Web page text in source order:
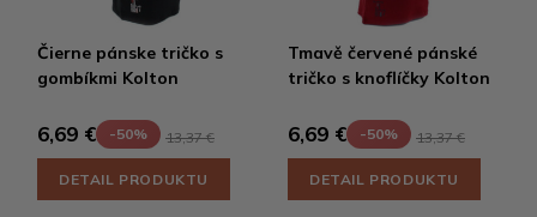
Čierne pánske tričko s
gombíkmi Kolton
6,69 € -50% 13,37 €
DETAIL PRODUKTU
Tmavě červené pánské
tričko s knoflíčky Kolton
6,69 € -50% 13,37 €
DETAIL PRODUKTU